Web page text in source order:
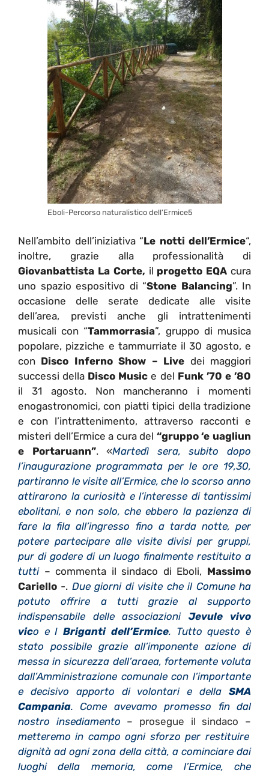
Eboli-Percorso naturalistico dell’Ermice5
Nell’ambito dell’iniziativa “Le notti dell’Ermice“,
inoltre, grazie alla professionalità di
Giovanbattista La Corte, il progetto EQA cura
uno spazio espositivo di “Stone Balancing”. In
occasione delle serate dedicate alle visite
dell’area, previsti anche gli intrattenimenti
musicali con “Tammorrasia”, gruppo di musica
popolare, pizziche e tammurriate il 30 agosto, e
con Disco Inferno Show – Live dei maggiori
successi della Disco Music e del Funk ’70 e ’80
il 31 agosto. Non mancheranno i momenti
enogastronomici, con piatti tipici della tradizione
e con l’intrattenimento, attraverso racconti e
misteri dell’Ermice a cura del “gruppo ‘e uagliun
e Portaruann”. «Martedì sera, subito dopo
l’inaugurazione programmata per le ore 19,30,
partiranno le visite all’Ermice, che lo scorso anno
attirarono la curiosità e l’interesse di tantissimi
ebolitani, e non solo, che ebbero la pazienza di
fare la fila all’ingresso fino a tarda notte, per
potere partecipare alle visite divisi per gruppi,
pur di godere di un luogo finalmente restituito a
tutti– commenta il sindaco di Eboli, Massimo
Cariello -. Due giorni di visite che il Comune ha
potuto offrire a tutti grazie al supporto
indispensabile delle associazioni Jevule vivo
vico e IBriganti dell’Ermice. Tutto questo è
stato possibile grazie all’imponente azione di
messa in sicurezza dell’araea, fortemente voluta
dall’Amministrazione comunale con l’importante
e decisivo apporto di volontari e della SMA
Campania. Come avevamo promesso fin dal
nostro insediamento – prosegue il sindaco –
metteremo in campo ogni sforzo per restituire
dignità ad ogni zona della città, a cominciare dai
luoghi della memoria, come l’Ermice, che